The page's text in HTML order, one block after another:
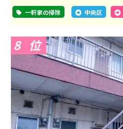
一軒家の掃除 中央区
8